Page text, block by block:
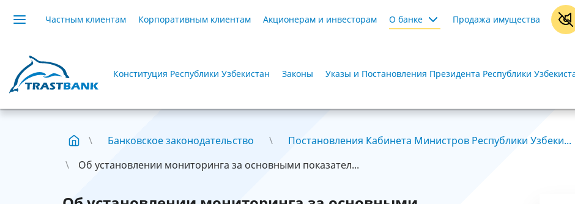
Частным клиентам Корпоративным клиентам Акционерам и инвесторам О банке Продажа имущества
Конституция Республики Узбекистан Законы Указы и Постановления Президента Республики
Банковское законодательство
Постановления Кабинета Министров Республики Узбеки...
Об установлении мониторинга за основными показател...